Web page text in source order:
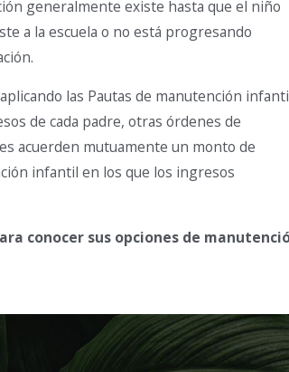
generalmente existe hasta que el niño
a la escuela o no está progresando
las Pautas de manutención
de cada padre, otras órdenes de
acuerden mutuamente un monto de
infantil en los que los ingresos
conocer sus opciones de